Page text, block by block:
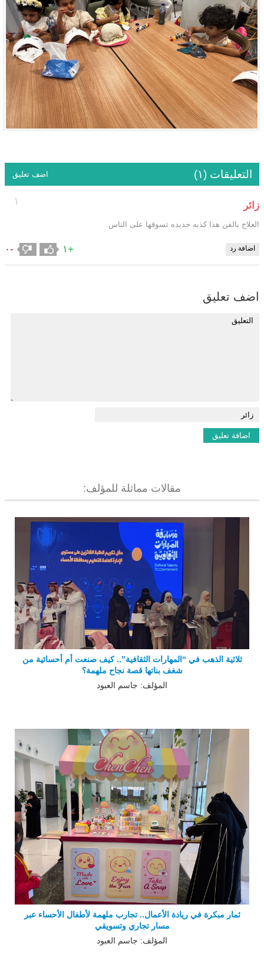
التعليقات (١) اضف تعليق
١ زائر
العلاج بالفن هذا كذبه جديده تسوقها على الناس
اضافة رد +١ -٠
اضف تعليق
مقالات مماثلة للمؤلف:
ثلاثية الذهب في “المهارات الثقافية”.. كيف صنعت أم أحسائية من
شغف بناتها قصة نجاح ملهمة؟
المؤلف: جاسم العبود
ثمار مبكرة في ريادة الأعمال.. تجارب ملهمة لأطفال الأحساء عبر
مسار تجاري وتسويقي
المؤلف: جاسم العبود